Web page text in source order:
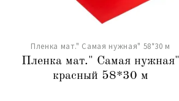
Пленка мат." Самая нужная" 58*30 м
Пленка мат." Самая нужная"
красный 58*30 м